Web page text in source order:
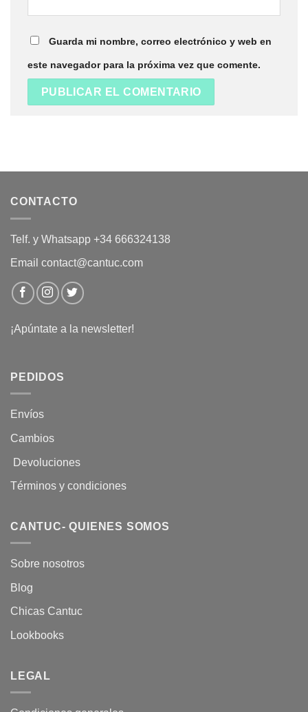
Guarda mi nombre, correo electrónico y web en
este navegador para la próxima vez que comente.
CONTACTO
Telf. y Whatsapp +34 666324138
Email contact@cantuc.com
¡Apúntate a la newsletter!
PEDIDOS
Envíos
Cambios
Devoluciones
Términos y condiciones
CANTUC- QUIENES SOMOS
Sobre nosotros
Blog
Chicas Cantuc
Lookbooks
LEGAL